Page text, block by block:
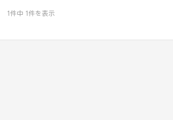
1件中 1件を表示